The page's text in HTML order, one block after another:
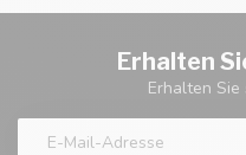
Erhalten
Erhalten